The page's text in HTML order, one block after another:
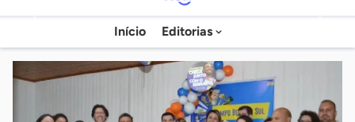
Agência
Sebrae
de
Notícias
Início Editorias
chave